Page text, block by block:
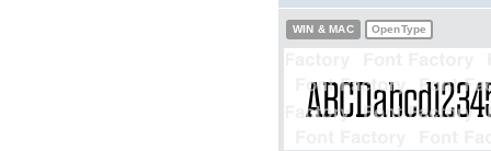
WIN & MAC OpenType